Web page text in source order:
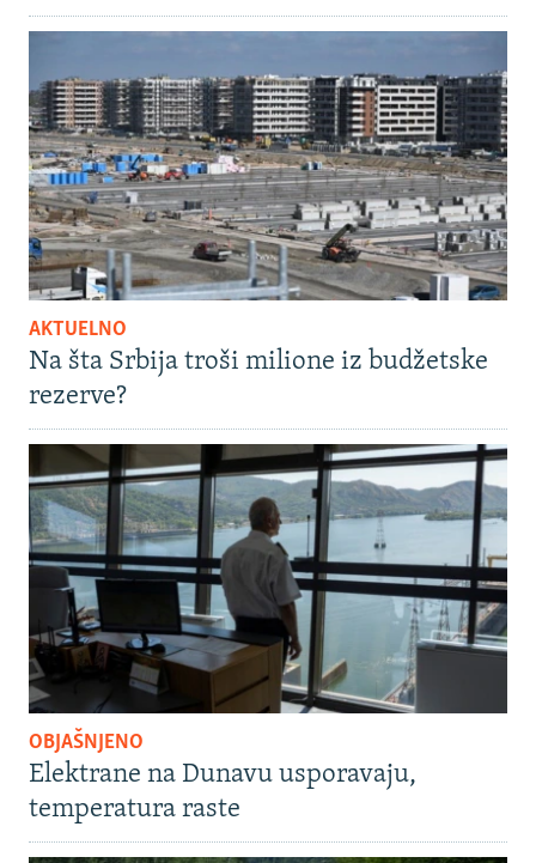
AKTUELNO
Na šta Srbija troši milione iz budžetske
rezerve?
OBJAŠNJENO
Elektrane na Dunavu usporavaju,
temperatura raste